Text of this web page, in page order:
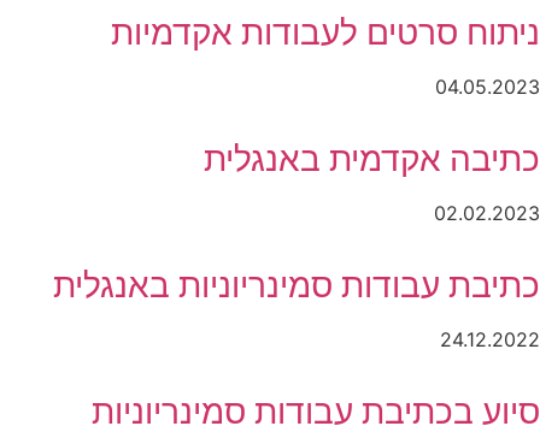
ניתוח סרטים לעבודות אקדמיות
04.05.2023
כתיבה אקדמית באנגלית
02.02.2023
כתיבת עבודות סמינריוניות באנגלית
24.12.2022
סיוע בכתיבת עבודות סמינריוניות